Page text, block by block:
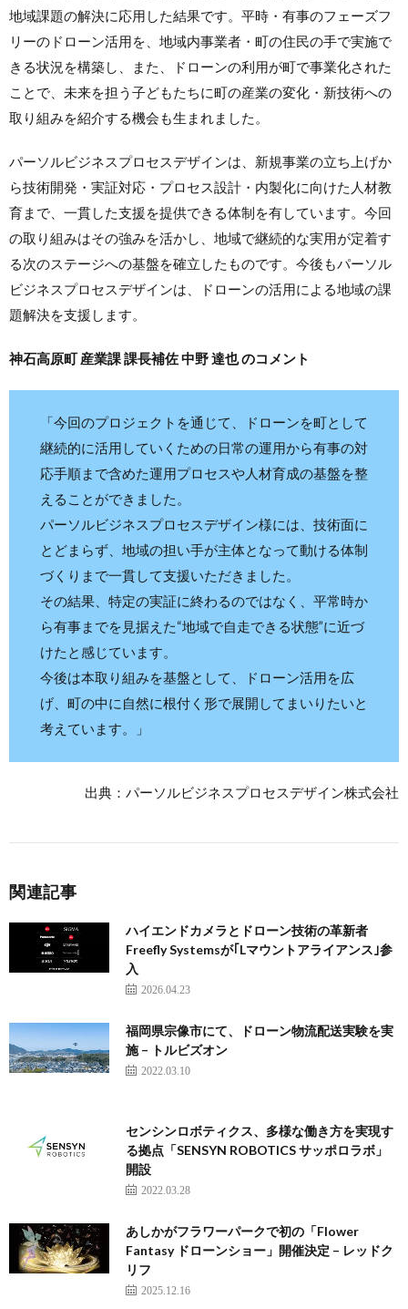
地域課題の解決に応用した結果です。平時・有事のフェーズフ
リーのドローン活用を、地域内事業者・町の住民の手で実施で
きる状況を構築し、また、ドローンの利用が町で事業化された
ことで、未来を担う子どもたちに町の産業の変化・新技術への
取り組みを紹介する機会も生まれました。
パーソルビジネスプロセスデザインは、新規事業の立ち上げか
ら技術開発・実証対応・プロセス設計・内製化に向けた人材教
育まで、一貫した支援を提供できる体制を有しています。今回
の取り組みはその強みを活かし、地域で継続的な実用が定着す
る次のステージへの基盤を確立したものです。今後もパーソル
ビジネスプロセスデザインは、ドローンの活用による地域の課
題解決を支援します。
神石高原町 産業課 課長補佐 中野 達也 のコメント
「今回のプロジェクトを通じて、ドローンを町として
継続的に活用していくための日常の運用から有事の対
応手順まで含めた運用プロセスや人材育成の基盤を整
えることができました。
パーソルビジネスプロセスデザイン様には、技術面に
とどまらず、地域の担い手が主体となって動ける体制
づくりまで一貫して支援いただきました。
その結果、特定の実証に終わるのではなく、平常時か
ら有事までを見据えた“地域で自走できる状態”に近づ
けたと感じています。
今後は本取り組みを基盤として、ドローン活用を広
げ、町の中に自然に根付く形で展開してまいりたいと
考えています。」
出典：パーソルビジネスプロセスデザイン株式会社
関連記事
ハイエンドカメラとドローン技術の革新者
Freefly Systemsが｢Lマウントアライアンス｣参
入
2026.04.23
福岡県宗像市にて、ドローン物流配送実験を実
施 – トルビズオン
2022.03.10
センシンロボティクス、多様な働き方を実現す
る拠点「SENSYN ROBOTICS サッポロラボ」
開設
2022.03.28
あしかがフラワーパークで初の「Flower
Fantasy ドローンショー」開催決定 – レッドク
リフ
2025.12.16